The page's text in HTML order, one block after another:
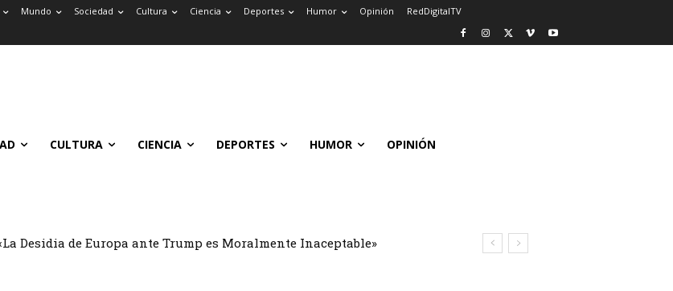
Mundo Sociedad Cultura Ciencia Deportes Humor Opinión RedDigitalTV
CULTURA CIENCIA DEPORTES HUMOR OPINIÓN
Desidia de Europa ante Trump es Moralmente Inaceptable»